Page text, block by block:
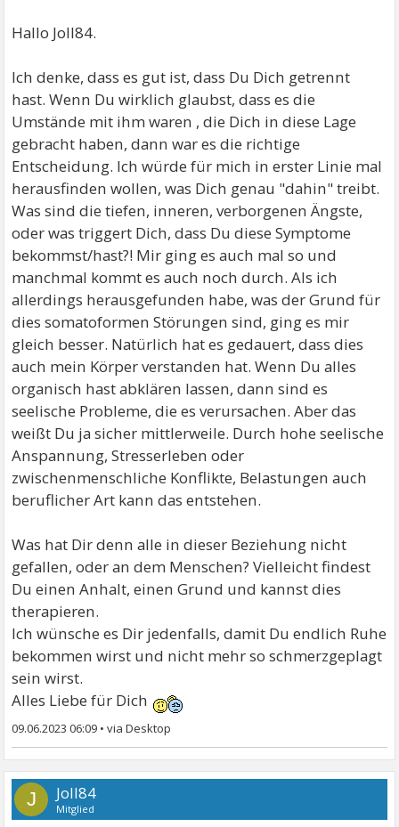
Hallo Joll84.
Ich denke, dass es gut ist, dass Du Dich getrennt
hast. Wenn Du wirklich glaubst, dass es die
Umstände mit ihm waren , die Dich in diese Lage
gebracht haben, dann war es die richtige
Entscheidung. Ich würde für mich in erster Linie mal
herausfinden wollen, was Dich genau "dahin" treibt.
Was sind die tiefen, inneren, verborgenen Ängste,
oder was triggert Dich, dass Du diese Symptome
bekommst/hast?! Mir ging es auch mal so und
manchmal kommt es auch noch durch. Als ich
allerdings herausgefunden habe, was der Grund für
dies somatoformen Störungen sind, ging es mir
gleich besser. Natürlich hat es gedauert, dass dies
auch mein Körper verstanden hat. Wenn Du alles
organisch hast abklären lassen, dann sind es
seelische Probleme, die es verursachen. Aber das
weißt Du ja sicher mittlerweile. Durch hohe seelische
Anspannung, Stresserleben oder
zwischenmenschliche Konflikte, Belastungen auch
beruflicher Art kann das entstehen.
Was hat Dir denn alle in dieser Beziehung nicht
gefallen, oder an dem Menschen? Vielleicht findest
Du einen Anhalt, einen Grund und kannst dies
therapieren.
Ich wünsche es Dir jedenfalls, damit Du endlich Ruhe
bekommen wirst und nicht mehr so schmerzgeplagt
sein wirst.
Alles Liebe für Dich
09.06.2023 06:09 •
J Joll84
Mitglied